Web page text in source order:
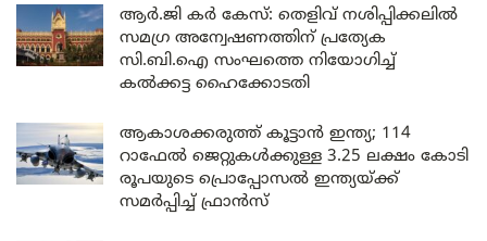
ആർ.ജി കർ കേസ്: തെളിവ് നശിപ്പിക്കലിൽ
സമഗ്ര അന്വേഷണത്തിന് പ്രത്യേക
സി.ബി.ഐ സംഘത്തെ നിയോഗിച്ച്
കൽക്കട്ട ഹൈക്കോടതി
ആകാശക്കരുത്ത് കൂട്ടാൻ ഇന്ത്യ; 114
റാഫേൽ ജെറ്റുകൾക്കുള്ള 3.25 ലക്ഷം കോടി
രൂപയുടെ പ്രൊപ്പോസൽ ഇന്ത്യയ്ക്ക്
സമർപ്പിച്ച് ഫ്രാൻസ്